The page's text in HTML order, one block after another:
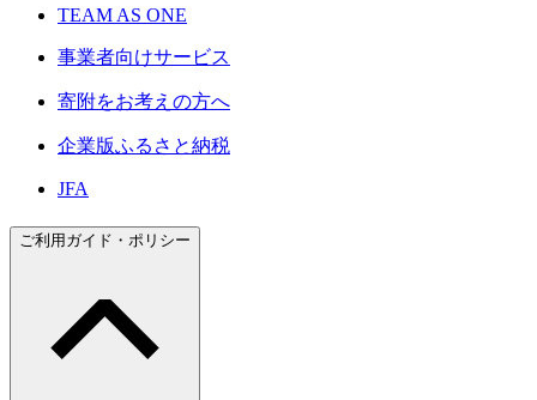
TEAM AS ONE
事業者向けサービス
寄附をお考えの方へ
企業版ふるさと納税
JFA
ご利用ガイド・ポリシー